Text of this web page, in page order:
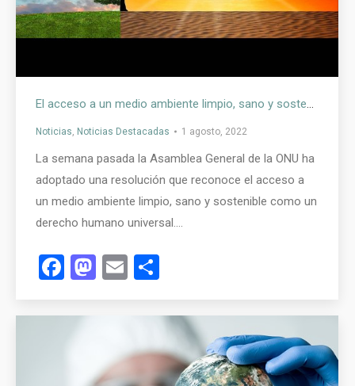
El acceso a un medio ambiente limpio, sano y sostenible es ahora un derecho humano universal
Noticias, Noticias Destacadas 1 agosto, 2022
La semana pasada la Asamblea General de la ONU ha
adoptado una resolución que reconoce el acceso a
un medio ambiente limpio, sano y sostenible como un
derecho humano universal.…
Facebook
Mastodon
Email